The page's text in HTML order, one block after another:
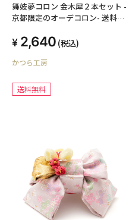
舞妓夢コロン 金木犀２本セット -
京都限定のオーデコロン- 送料無
2,640 (税込)
かつら工房
送料無料